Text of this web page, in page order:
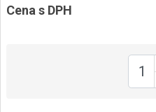
Cena s DPH